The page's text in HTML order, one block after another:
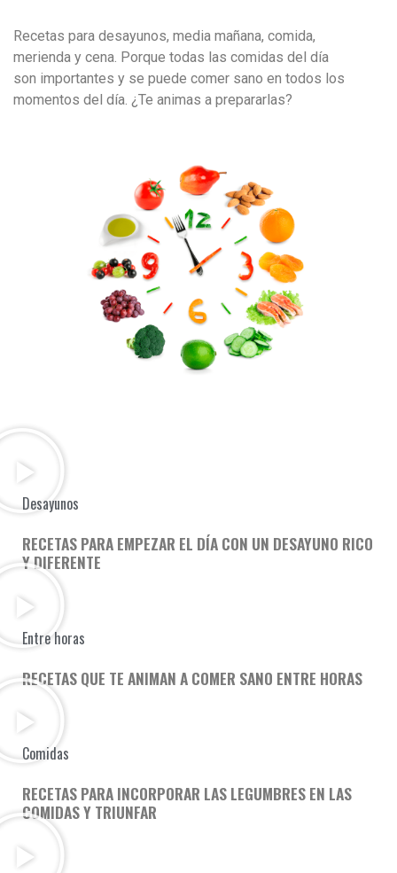
Recetas para desayunos, media mañana, comida,
merienda y cena. Porque todas las comidas del día
son importantes y se puede comer sano en todos los
momentos del día. ¿Te animas a prepararlas?
Desayunos
RECETAS PARA EMPEZAR EL DÍA CON UN DESAYUNO RICO
Y DIFERENTE
Entre horas
RECETAS QUE TE ANIMAN A COMER SANO ENTRE HORAS
Comidas
RECETAS PARA INCORPORAR LAS LEGUMBRES EN LAS
COMIDAS Y TRIUNFAR